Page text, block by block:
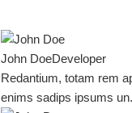
John DoeDeveloper
Redantium, totam rem
enims sadips ipsums un.